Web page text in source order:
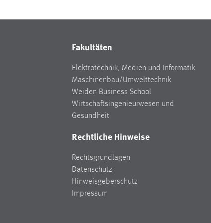
Fakultäten
Elektrotechnik, Medien und Informatik
Maschinenbau/Umwelttechnik
Weiden Business School
Wirtschaftsingenieurwesen und
Gesundheit
Rechtliche Hinweise
Rechtsgrundlagen
Datenschutz
Hinweisgeberschutz
Impressum